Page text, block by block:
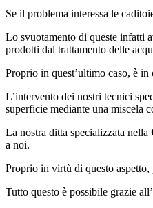
Se il problema interessa le
Lo svuotamento di queste infatti
prodotti dal trattamento delle
Proprio in quest’ultimo caso, è
L’intervento dei nostri tecnici
superficie mediante una miscela
La nostra ditta specializzata nella
a noi.
Proprio in virtù di questo
Tutto questo è possibile grazie